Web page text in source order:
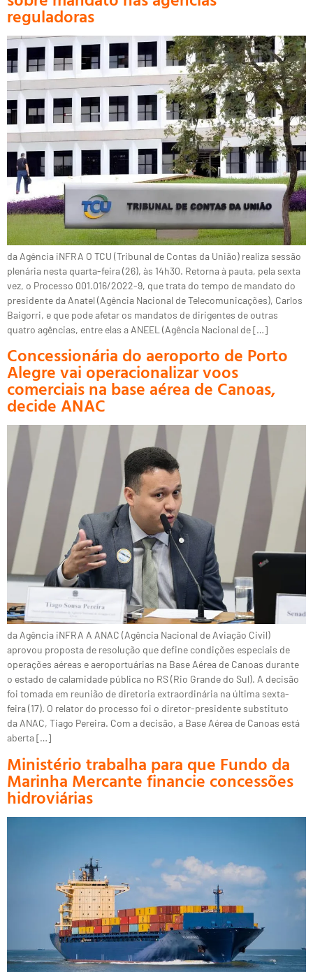
reguladoras
da Agência iNFRA O TCU (Tribunal de Contas da União) realiza sessão
plenária nesta quarta-feira (26), às 14h30. Retorna à pauta, pela sexta
vez, o Processo 001.016/2022-9, que trata do tempo de mandato do
presidente da Anatel (Agência Nacional de Telecomunicações), Carlos
Baigorri, e que pode afetar os mandatos de dirigentes de outras
quatro agências, entre elas a ANEEL (Agência Nacional de […]
Concessionária do aeroporto de Porto
Alegre vai operacionalizar voos
comerciais na base aérea de Canoas,
decide ANAC
da Agência iNFRA A ANAC (Agência Nacional de Aviação Civil)
aprovou proposta de resolução que define condições especiais de
operações aéreas e aeroportuárias na Base Aérea de Canoas durante
o estado de calamidade pública no RS (Rio Grande do Sul). A decisão
foi tomada em reunião de diretoria extraordinária na última sexta-
feira (17). O relator do processo foi o diretor-presidente substituto
da ANAC, Tiago Pereira. Com a decisão, a Base Aérea de Canoas está
aberta […]
Ministério trabalha para que Fundo da
Marinha Mercante financie concessões
hidroviárias